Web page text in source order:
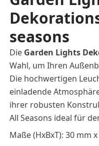
seasons
Die Garden Lights
Wahl, um Ihren
Die hochwertigen
einladende
ihrer robusten
All Seasons ideal für
Maße (HxBxT): 30 mm